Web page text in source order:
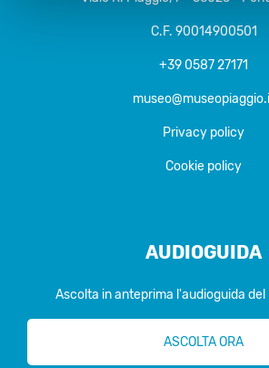
C.F. 90014900501
+39 0587 27171
Privacy policy
Cookie policy
AUDIOGUIDA
Ascolta in anteprima l'audioguida del
ASCOLTA ORA